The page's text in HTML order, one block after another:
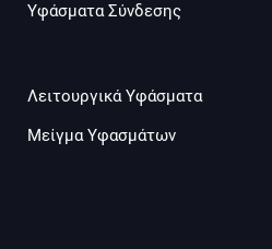
Υφάσματα Σύνδεσης
Λειτουργικά Υφάσματα
Μείγμα Υφασμάτων